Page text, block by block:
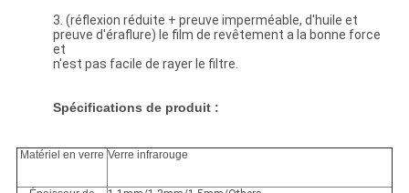
3. (réflexion réduite + preuve imperméable, d'huile et
preuve d'éraflure) le film de revêtement a la bonne force
et
n'est pas facile de rayer le filtre.
Spécifications de produit :
Matériel en verre Verre infrarouge